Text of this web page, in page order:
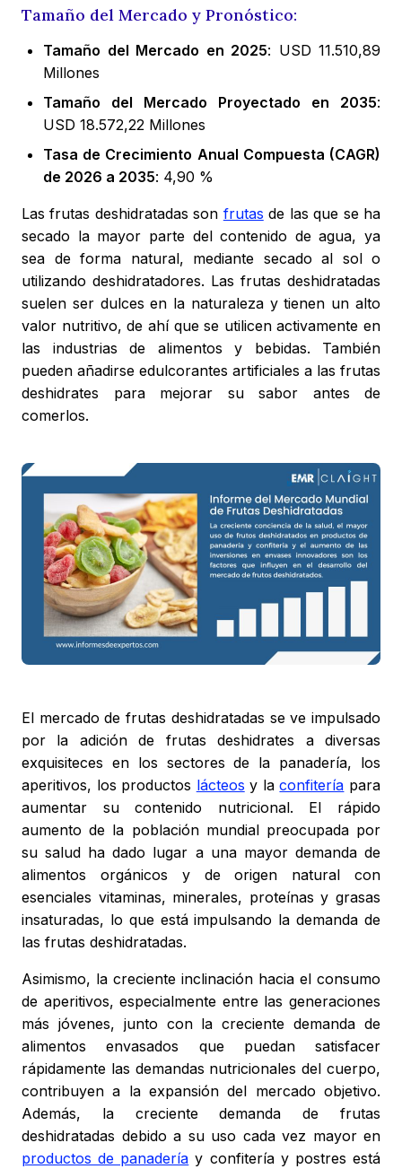
Tamaño del Mercado y Pronóstico:
Tamaño del Mercado en 2025: USD 11.510,89
Millones
Tamaño del Mercado Proyectado en 2035:
USD 18.572,22 Millones
Tasa de Crecimiento Anual Compuesta (CAGR)
de 2026 a 2035: 4,90 %
Las frutas deshidratadas son frutas de las que se ha
secado la mayor parte del contenido de agua, ya
sea de forma natural, mediante secado al sol o
utilizando deshidratadores. Las frutas deshidratadas
suelen ser dulces en la naturaleza y tienen un alto
valor nutritivo, de ahí que se utilicen activamente en
las industrias de alimentos y bebidas. También
pueden añadirse edulcorantes artificiales a las frutas
deshidrates para mejorar su sabor antes de
comerlos.
El mercado de frutas deshidratadas se ve impulsado
por la adición de frutas deshidrates a diversas
exquisiteces en los sectores de la panadería, los
aperitivos, los productos lácteos y laconfitería para
aumentar su contenido nutricional. El rápido
aumento de la población mundial preocupada por
su salud ha dado lugar a una mayor demanda de
alimentos orgánicos y de origen natural con
esenciales vitaminas, minerales, proteínas y grasas
insaturadas, lo que está impulsando la demanda de
las frutas deshidratadas.
Asimismo, la creciente inclinación hacia el consumo
de aperitivos, especialmente entre las generaciones
más jóvenes, junto con la creciente demanda de
alimentos envasados que puedan satisfacer
rápidamente las demandas nutricionales del cuerpo,
contribuyen a la expansión del mercado objetivo.
Además, la creciente demanda de frutas
deshidratadas debido a su uso cada vez mayor en
productos de panadería y confitería y postres está